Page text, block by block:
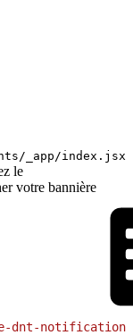
_app/index.jsx
le
votre bannière
dnt-notification'